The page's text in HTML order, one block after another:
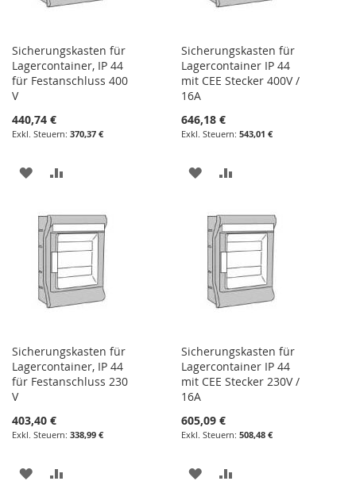
Sicherungskasten für
Lagercontainer, IP 44
für Festanschluss 400
V
440,74 €
370,37 €
ZUR
HINZUFÜGEN
HINZUFÜGEN
Sicherungskasten für
Lagercontainer IP 44
mit CEE Stecker 400V /
16A
646,18 €
543,01 €
ZUR
HINZUFÜGEN
HINZUFÜGEN
Sicherungskasten für
Lagercontainer, IP 44
für Festanschluss 230
V
403,40 €
338,99 €
ZUR
Sicherungskasten für
Lagercontainer IP 44
mit CEE Stecker 230V /
16A
605,09 €
508,48 €
ZUR